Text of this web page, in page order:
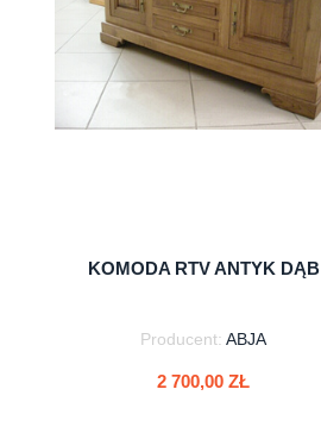
KOMODA RTV ANTYK DĄB
Producent: ABJA
2 700,00 ZŁ